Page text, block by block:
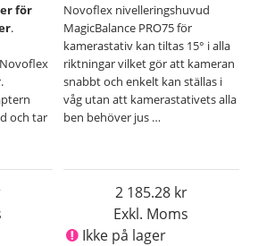
för
.
och tar
Novoflex nivelleringshuvud
MagicBalance PRO75 för
kamerastativ kan tiltas 15° i alla
riktningar vilket gör att kameran
snabbt och enkelt kan ställas i
våg utan att kamerastativets alla
ben behöver jus …
Exkl. Moms
2 185.28
Ikke på lager